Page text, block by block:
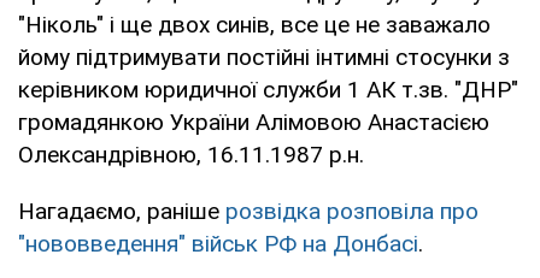
"Ніколь" і ще двох синів, все це не заважало
йому підтримувати постійні інтимні стосунки з
керівником юридичної служби 1 АК т.зв. "ДНР"
громадянкою України Алімовою Анастасією
Олександрівною, 16.11.1987 р.н.
Нагадаємо, раніше розвідка розповіла про
"нововведення" військ РФ на Донбасі.